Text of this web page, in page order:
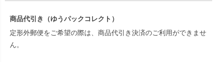
商品代引き（ゆうパックコレクト）
定形外郵便をご希望の際は、商品代引き決済のご利用ができませ
ん。